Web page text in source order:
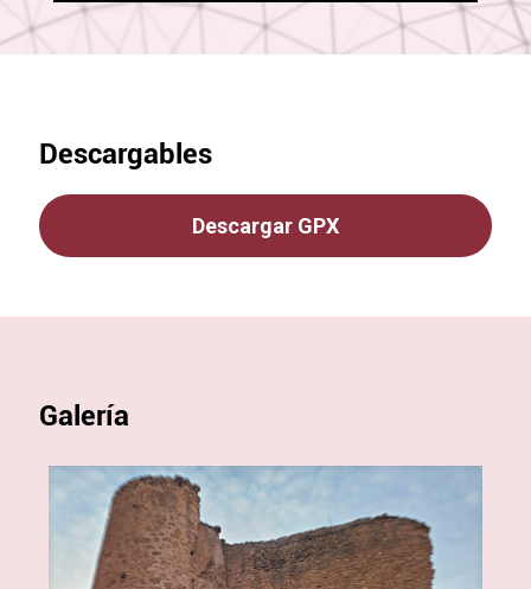
Descargables
Descargar GPX
Galería